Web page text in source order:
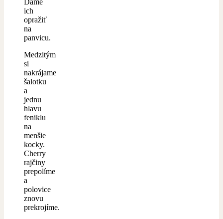
ich
opražiť
na
panvicu.
Medzitým
si
nakrájame
šalotku
a
jednu
hlavu
feniklu
na
menšie
kocky.
Cherry
rajčiny
prepolíme
a
polovice
znovu
prekrojíme.